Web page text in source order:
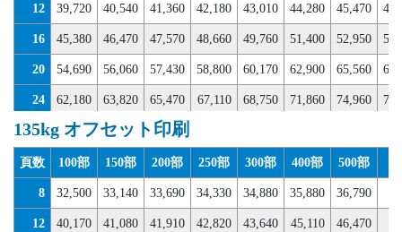
12 39,720 40,540 41,360 42,180 43,010 44,280 45,470
16 45,380 46,470 47,570 48,660 49,760 51,400 52,950
20 54,690 56,060 57,430 58,800 60,170 62,900 65,560
24 62,180 63,820 65,470 67,110 68,750 71,860 74,960
28 69,660 71,580 73,500
32 75,240 78,510 81,800 83,630 85,370 90,480 91,760
135kg オフセット印刷
頁数 100部 150部 200部 250部 300部 400部 500部
8 32,500 33,140 33,690 34,330 34,880 35,880 36,790
12 40,170 41,080 41,910 42,820 43,640 45,110 46,470